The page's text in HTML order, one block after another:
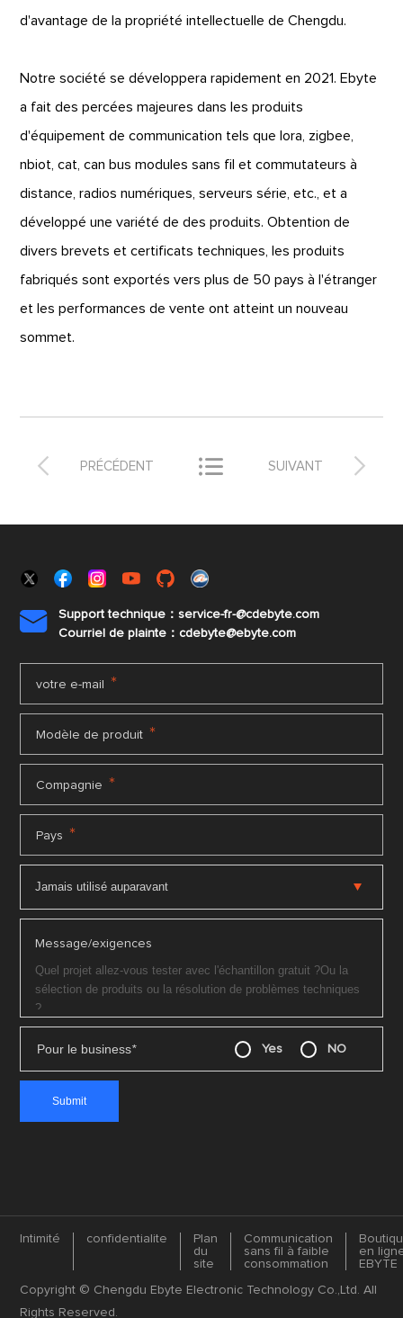
d'avantage de la propriété intellectuelle de Chengdu.
Notre société se développera rapidement en 2021. Ebyte
a fait des percées majeures dans les produits
d'équipement de communication tels que lora, zigbee,
nbiot, cat, can bus modules sans fil et commutateurs à
distance, radios numériques, serveurs série, etc., et a
développé une variété de des produits. Obtention de
divers brevets et certificats techniques, les produits
fabriqués sont exportés vers plus de 50 pays à l'étranger
et les performances de vente ont atteint un nouveau
sommet.
 PRÉCÉDENT  
SUIVANT

Support technique：service-fr-@cdebyte.com
Courriel de plainte：cdebyte@ebyte.com
votre e-mail *
Modèle de produit *
Compagnie *
Pays *
Message/exigences
Pour le business* Yes NO
Intimité confidentialite
Plan
du
site
Communication
sans fil à faible
consommation
en
EBYTE
Copyright © Chengdu Ebyte Electronic Technology Co.,Ltd. All
Rights Reserved.